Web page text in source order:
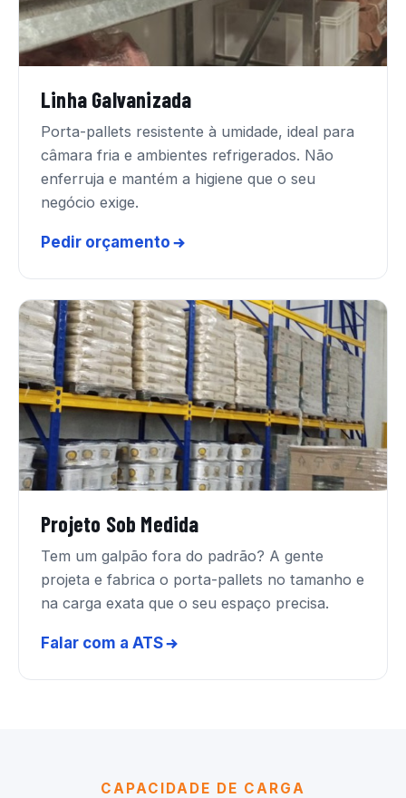
Linha Galvanizada
Porta-pallets resistente à umidade, ideal para
câmara fria e ambientes refrigerados. Não
enferruja e mantém a higiene que o seu
negócio exige.
Pedir orçamento
Projeto Sob Medida
Tem um galpão fora do padrão? A gente
projeta e fabrica o porta-pallets no tamanho e
na carga exata que o seu espaço precisa.
Falar com a ATS
CAPACIDADE DE CARGA